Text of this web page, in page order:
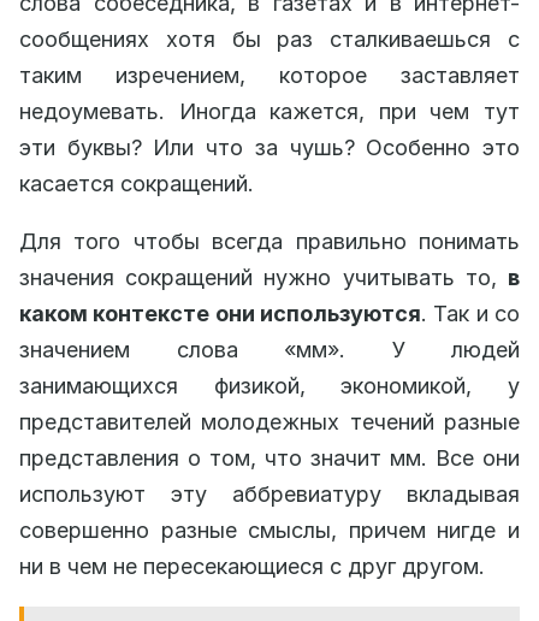
сообщениях хотя бы раз сталкиваешься с
таким изречением, которое заставляет
недоумевать. Иногда кажется, при чем тут
эти буквы? Или что за чушь? Особенно это
касается сокращений.
Для того чтобы всегда правильно понимать
значения сокращений нужно учитывать то, в
каком контексте они используются. Так и со
значением слова «мм». У людей
занимающихся физикой, экономикой, у
представителей молодежных течений разные
представления о том, что значит мм. Все они
используют эту аббревиатуру вкладывая
совершенно разные смыслы, причем нигде и
ни в чем не пересекающиеся с друг другом.